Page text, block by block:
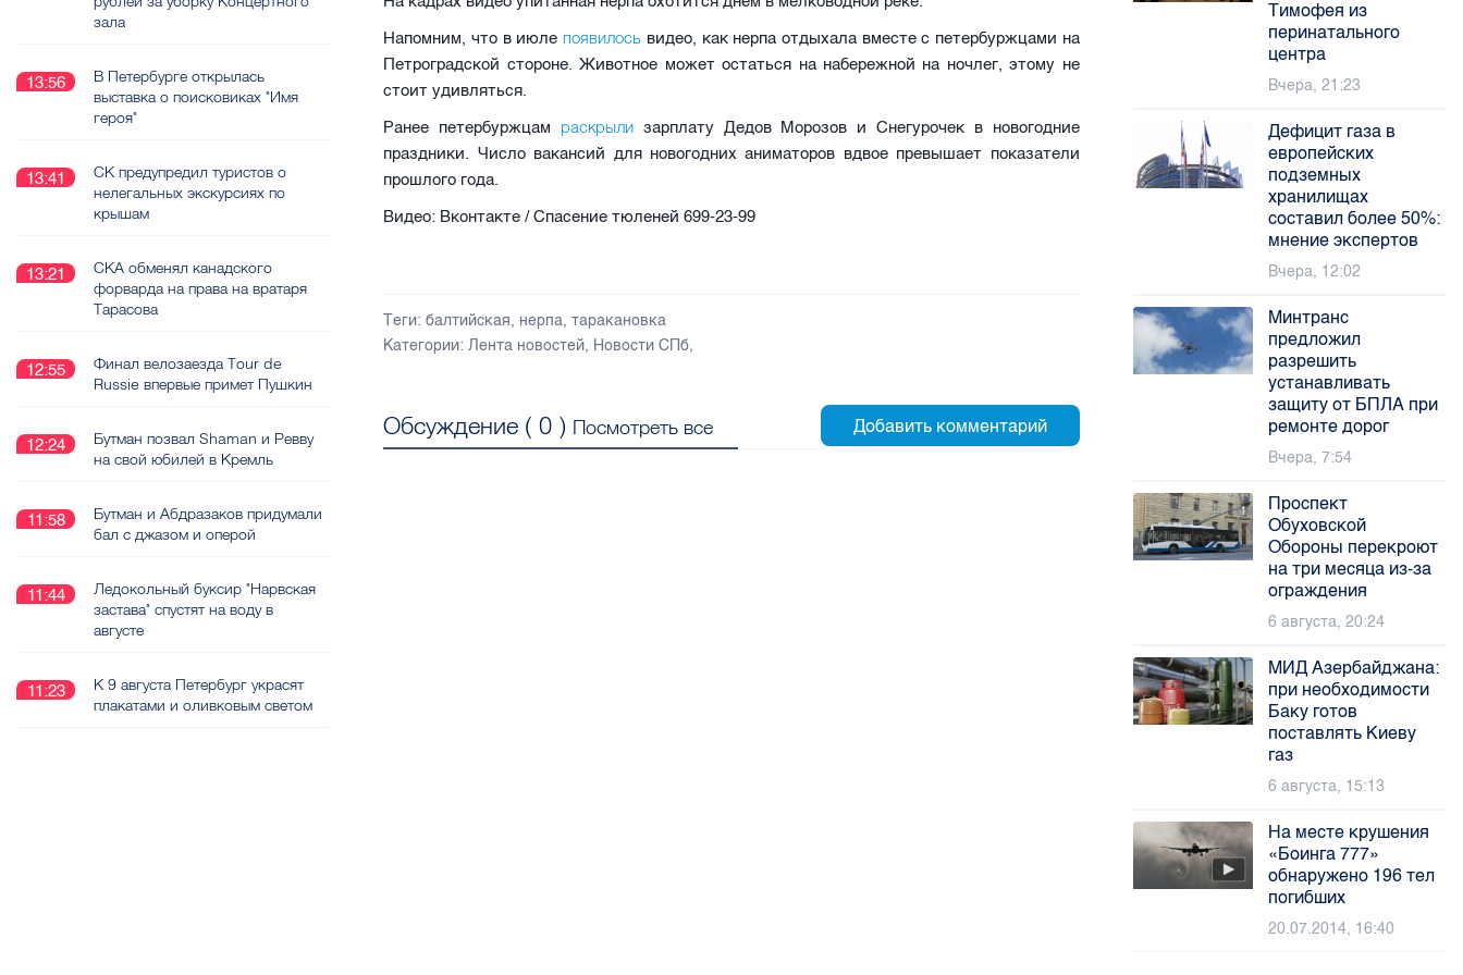
Напомним, что в июлепоявилось видео, как нерпа отдыхала вместе с петербуржцами на
Петроградской стороне. Животное может остаться на набережной на ночлег, этому не
стоит удивляться.
Ранее петербуржцам раскрыли зарплату Дедов Морозов и Снегурочек в новогодние
праздники. Число вакансий для новогодних аниматоров вдвое превышает показатели
прошлого года.
Видео: Вконтакте / Спасение тюленей 699-23-99
Теги: балтийская, нерпа,таракановка
Категории: Лента новостей, Новости СПб,
Обсуждение (0 ) Посмотреть все
зала
13:56
В Петербурге открылась
выставка о поисковиках "Имя
героя"
13:41
СК предупредил туристов о
нелегальных экскурсиях по
крышам
13:21
СКА обменял канадского
форварда на права на вратаря
Тарасова
12:55
Финал велозаезда Tour de
Russie впервые примет Пушкин
12:24
Бутман позвал Shaman и Ревву
на свой юбилей в Кремль
11:58
Бутман и Абдразаков придумали
бал с джазом и оперой
11:44
Ледокольный буксир "Нарвская
застава" спустят на воду в
августе
11:23
К 9 августа Петербург украсят
плакатами и оливковым светом
Тимофея из
перинатального
центра
Вчера, 21:23
Дефицит газа в
европейских
подземных
хранилищах
составил более 50%:
мнение экспертов
Вчера, 12:02
Минтранс
предложил
разрешить
устанавливать
защиту от БПЛА при
ремонте дорог
Вчера, 7:54
Проспект
Обуховской
Обороны перекроют
на три месяца из-за
ограждения
6 августа, 20:24
МИД Азербайджана:
при необходимости
Баку готов
поставлять Киеву
газ
6 августа, 15:13
На месте крушения
«Боинга 777»
обнаружено 196 тел
погибших
20.07.2014, 16:40